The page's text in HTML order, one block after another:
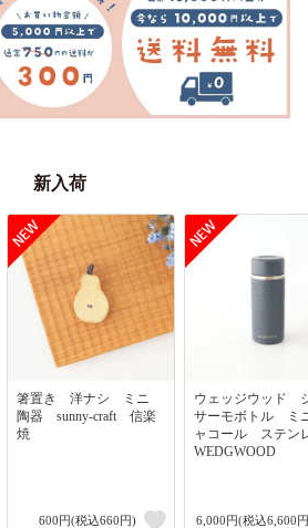
新入荷
箸置き 洋ナシ ミニ
陶器 sunny-craft 信楽
焼
600円(税込660円)
ウェッジウッド
サーモボトル
ャコール ステ
WEDGWOOD
6,000円(税込6,600